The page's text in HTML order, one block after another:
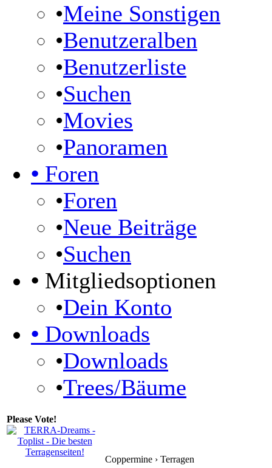
•Meine Sonstigen
•Benutzeralben
•Benutzerliste
•Suchen
•Movies
•Panoramen
• Foren
•Foren
•Neue Beiträge
•Suchen
• Mitgliedsoptionen
•Dein Konto
• Downloads
•Downloads
•Trees/Bäume
Please Vote!
Coppermine › Terragen